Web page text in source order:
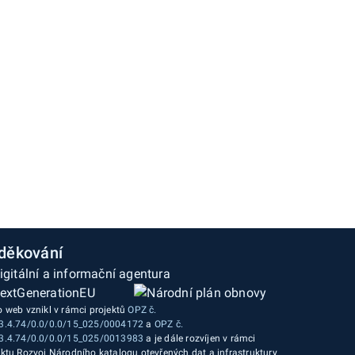
web vznikl v rámci projektůOPZ č.
0.0/0.0/15_025/0004172 a OPZ č.
0.0/0.0/15_025/0013983 a je dále rozvíjen v rámci
Rozvoj Národního katalogu otevřených dat a infrastruktury